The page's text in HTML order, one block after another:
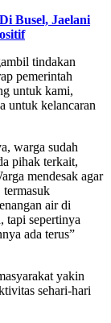
Busel, Jaelani
tindakan
pemerintah
untuk kami,
untuk kelancaran
warga sudah
pihak terkait,
mendesak agar
termasuk
air di
tapi sepertinya
ada terus”
yakin
sehari-hari